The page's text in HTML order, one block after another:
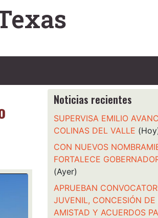
Noticias recientes
SUPERVISA EMILIO
COLINAS DEL VALLE
CON NUEVOS
FORTALECE
(Ayer)
APRUEBAN
JUVENIL, CONCESIÓN
AMISTAD Y ACUERDOS